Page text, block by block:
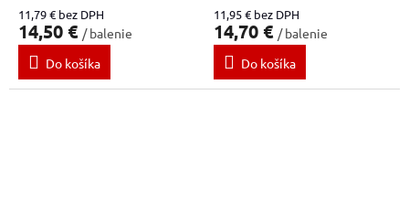
11,79 € bez DPH
14,50 € / balenie
Do košíka
11,95 € bez DPH
14,70 € / balenie
Do košíka